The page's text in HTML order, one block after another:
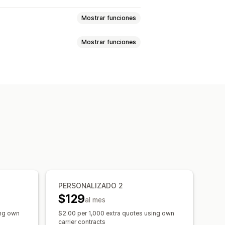
Mostrar funciones
Mostrar funciones
own
PERSONALIZADO 2
$129al mes
$2.00 per 1,000 extra quotes using own
carrier contracts